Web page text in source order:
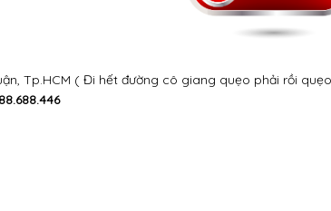
Tp.HCM ( Đi hết đường cô giang quẹo phải rồi